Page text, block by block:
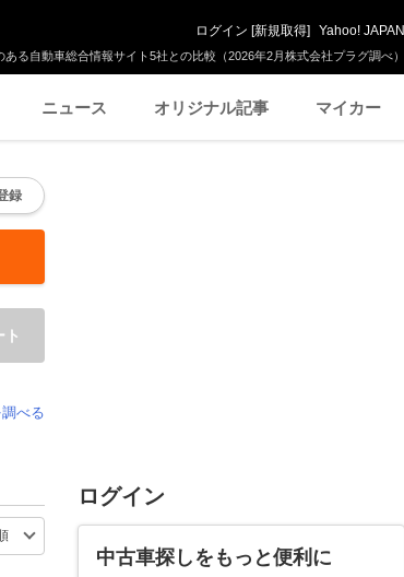
る自動車総合情報サイト5社との比較（2026年2月株式会社プラグ調べ）
ログイン [新規取得] Yahoo! JAPAN
ニュース オリジナル記事 マイカー
録
べる
ログイン
中古車探しをもっと便利に